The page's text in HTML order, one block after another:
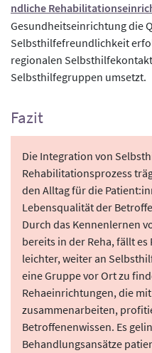
ndliche
Gesundheitseinrichtung die
Selbsthilfefreundlichkeit
regionalen
Selbsthilfegruppen umsetzt.
Fazit
Die Integration von
Rehabilitationsprozess
den Alltag für die
Lebensqualität der
Durch das Kennenlernen
bereits in der Reha, fällt
leichter, weiter an
eine Gruppe vor Ort zu
Rehaeinrichtungen, die
zusammenarbeiten,
Betroffenenwissen. Es
Behandlungsansätze